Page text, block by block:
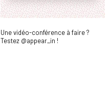
Une vidéo-conférence à faire ?
Testez @appear_in !